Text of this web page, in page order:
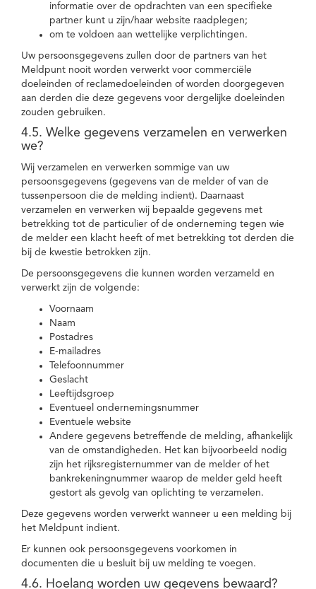
informatie over de opdrachten van een specifieke
partner kunt u zijn/haar website raadplegen;
om te voldoen aan wettelijke verplichtingen.
Uw persoonsgegevens zullen door de partners van het
Meldpunt nooit worden verwerkt voor commerciële
doeleinden of reclamedoeleinden of worden doorgegeven
aan derden die deze gegevens voor dergelijke doeleinden
zouden gebruiken.
4.5. Welke gegevens verzamelen en verwerken
we?
Wij verzamelen en verwerken sommige van uw
persoonsgegevens (gegevens van de melder of van de
tussenpersoon die de melding indient). Daarnaast
verzamelen en verwerken wij bepaalde gegevens met
betrekking tot de particulier of de onderneming tegen wie
de melder een klacht heeft of met betrekking tot derden die
bij de kwestie betrokken zijn.
De persoonsgegevens die kunnen worden verzameld en
verwerkt zijn de volgende:
Voornaam
Naam
Postadres
E-mailadres
Telefoonnummer
Geslacht
Leeftijdsgroep
Eventueel ondernemingsnummer
Eventuele website
Andere gegevens betreffende de melding, afhankelijk
van de omstandigheden. Het kan bijvoorbeeld nodig
zijn het rijksregisternummer van de melder of het
bankrekeningnummer waarop de melder geld heeft
gestort als gevolg van oplichting te verzamelen.
Deze gegevens worden verwerkt wanneer u een melding bij
het Meldpunt indient.
Er kunnen ook persoonsgegevens voorkomen in
documenten die u besluit bij uw melding te voegen.
4.6. Hoelang worden uw gegevens bewaard?